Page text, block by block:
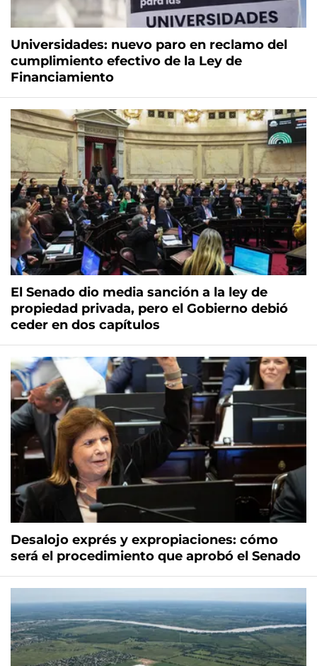
Universidades: nuevo paro en reclamo del
cumplimiento efectivo de la Ley de
Financiamiento
El Senado dio media sanción a la ley de
propiedad privada, pero el Gobierno debió
ceder en dos capítulos
Desalojo exprés y expropiaciones: cómo
será el procedimiento que aprobó el Senado